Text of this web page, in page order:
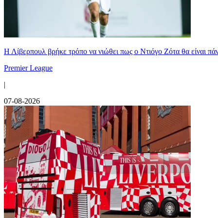
Η Λίβερπουλ βρήκε τρόπο να νιώθει πως ο Ντιόγο Ζότα θα είναι
Premier League
|
07-08-2026